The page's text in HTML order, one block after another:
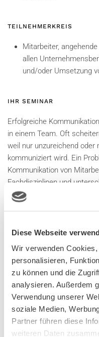
Diese Webseite
Wir verwenden
personalisieren,
zu können und die
analysieren. Außerdem
Verwendung unserer
soziale Medien,
Partner führen diese
weiteren Daten
TEILNEHMERKREIS
Mitarbeiter,
allen
und/oder Umsetzung
IHR SEMINAR
Erfolgreiche
in einem Team. Oft
weil nur unzureichend
kommuniziert wird. Ein
Kommunikation von
Fachdisziplinen und
Häufig ist dies in einem
Querschnittsprojekte
Akteure prallen
Leitungsebenen müssen
verständliche und klare
Bedeutung für den
mit dem Kunden genügt
sind richtiges Zuhören und
die Wünsche des Kunden